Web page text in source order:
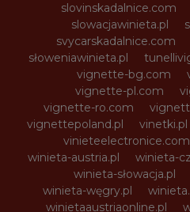
slovinskadalnice.com
slowacjawinieta.pl
svycarskadalnice.com
słoweniawinieta.pl
vignette-bg.com
vignette-pl.com
vignette-ro.com
vignettepoland.pl
vinetki.pl
vinieteelectronice.com
winieta-austria.pl
winieta-
winieta-słowacja.pl
winieta-węgry.pl
winietaaustriaonline.pl